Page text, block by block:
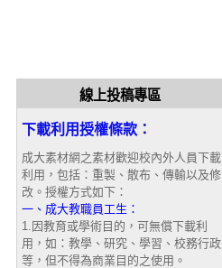
線上投稿專區
下載利用授權條款：
成大素材網之素材歡迎校內外人員下載
利用，包括：重製、散布、傳輸以及修
改。授權方式如下：
一、成大教職員工生：
1.因教育或學術目的，可無償下載利
用，如：教學、研究、學習、校務行政
等，但不得為商業目的之使用。